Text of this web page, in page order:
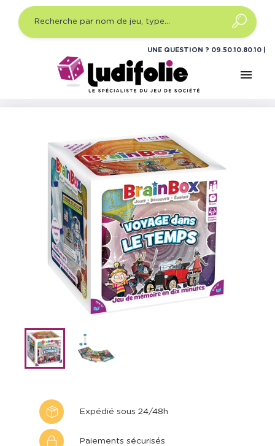
UNE QUESTION ? 09.50.10.80.10
menu
Jeux enfants Quel type ?
Jeux de société
Brainbox - Voyage dans le Temps
Expédié sous 24/48h
Paiements sécurisés